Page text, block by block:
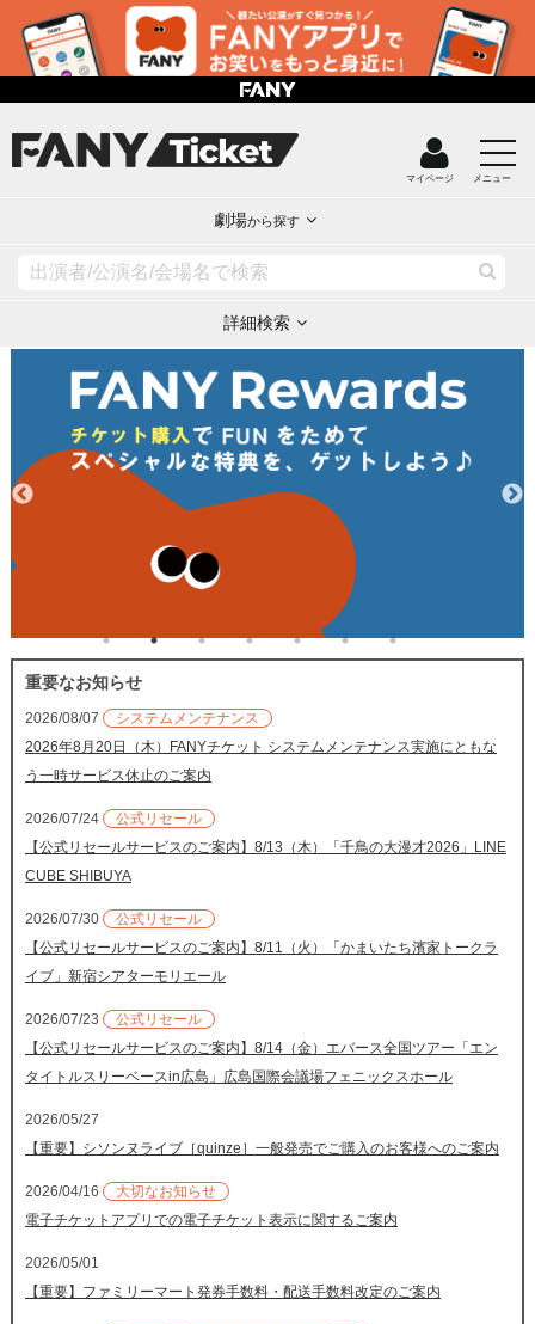
マイページ メニュー
劇場から探す
詳細検索
重要なお知らせ
2026/08/07
システムメンテナンス
2026年8月20日（木）FANYチケット システムメンテナンス実施にともな
う一時サービス休止のご案内
2026/07/24
公式リセール
【公式リセールサービスのご案内】8/13（木）「千鳥の大漫才2026」LINE
CUBE SHIBUYA
2026/07/30
公式リセール
【公式リセールサービスのご案内】8/11（火）「かまいたち濱家トークラ
イブ」新宿シアターモリエール
2026/07/23
公式リセール
【公式リセールサービスのご案内】8/14（金）エバース全国ツアー「エン
タイトルスリーベースin広島」広島国際会議場フェニックスホール
2026/05/27
【重要】シソンヌライブ［quinze］一般発売でご購入のお客様へのご案内
2026/04/16
大切なお知らせ
電子チケットアプリでの電子チケット表示に関するご案内
2026/05/01
【重要】ファミリーマート発券手数料・配送手数料改定のご案内